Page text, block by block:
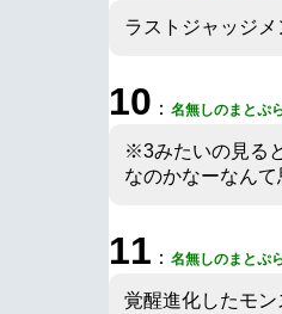
ラストジャッジメ
10 ： 名無しのまとぷ
※3みたいの見る
なのかなーなんて
11 ： 名無しのまとぷ
覚醒進化したモ